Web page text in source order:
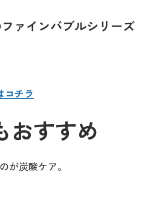
ファインバブルシリーズ
コチラ
おすすめ
が炭酸ケア。